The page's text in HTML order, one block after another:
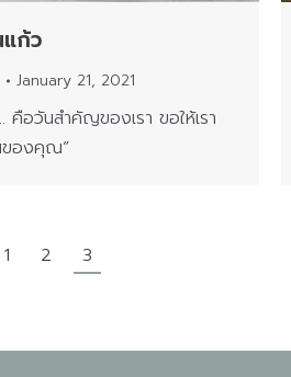
ก้ว
January 21, 2021
อวันสำคัญของเรา ขอให้เรา
ของคุณ”
1 2 3